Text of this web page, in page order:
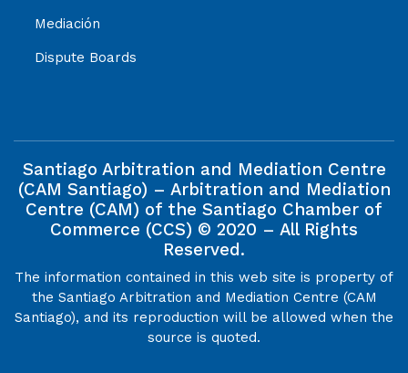
Mediación
Dispute Boards
Santiago Arbitration and Mediation Centre
(CAM Santiago) – Arbitration and Mediation
Centre (CAM) of the Santiago Chamber of
Commerce (CCS) © 2020 – All Rights
Reserved.
The information contained in this web site is property of
the Santiago Arbitration and Mediation Centre (CAM
Santiago), and its reproduction will be allowed when the
source is quoted.